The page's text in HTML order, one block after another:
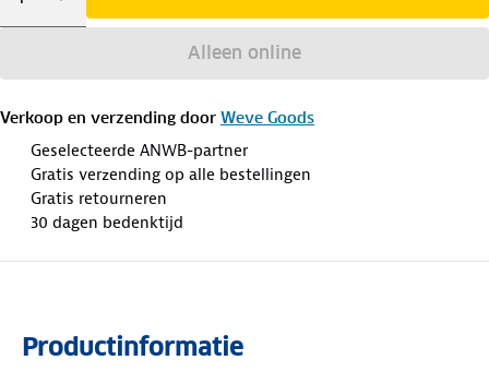
Alleen online
Verkoop en verzending door Weve Goods
Geselecteerde ANWB-partner
Gratis verzending op alle bestellingen
Gratis retourneren
30 dagen bedenktijd
Productinformatie